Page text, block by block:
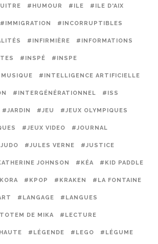
#HUMOUR #ILE #ILE D'AIX
#IMMIGRATION #INCORRUPTIBLES
#INFIRMIÈRE #INFORMATIONS
#INSPÉ #INSPE
#INTELLIGENCE ARTIFICIELLE
#INTERGÉNÉRATIONNEL #ISS
#JARDIN #JEU #JEUX OLYMPIQUES
#JEUX VIDEO #JOURNAL
#JULES VERNE #JUSTICE
JOHNSON #KÉA #KID PADDLE
#KPOP #KRAKEN #LA FONTAINE
#LANGAGE #LANGUES
DE MIKA #LECTURE
#LÉGENDE #LEGO #LÉGUME